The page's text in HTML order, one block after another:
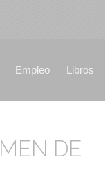
Empleo Libros
DE